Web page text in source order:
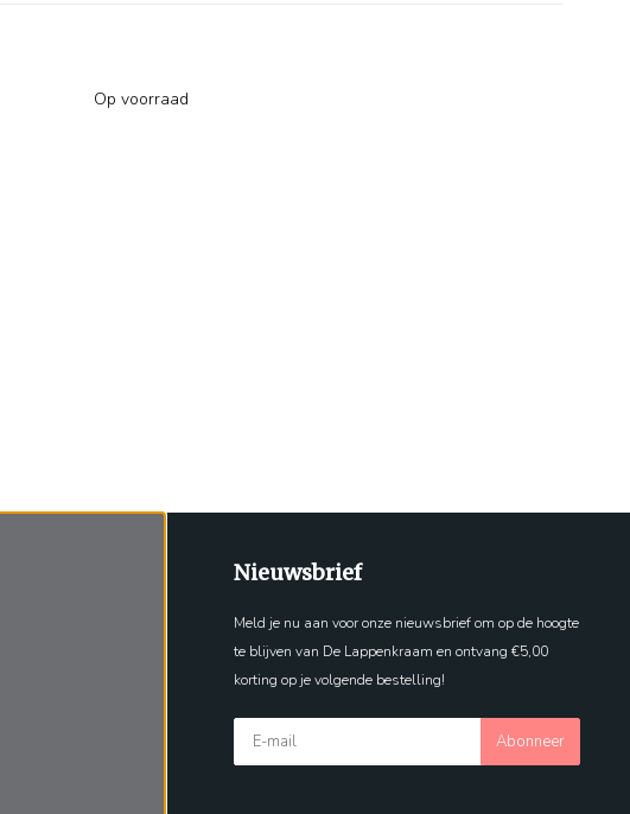
Op voorraad
Nieuwsbrief
Meld je nu aan voor onze nieuwsbrief om op de hoogte
te blijven van De Lappenkraam en ontvang €5,00
korting op je volgende bestelling!
Abonneer